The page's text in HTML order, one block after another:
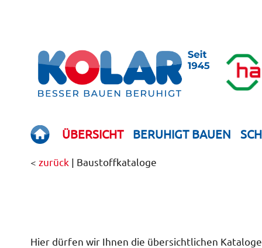
ÜBERSICHT BERUHIGT BAUEN
< zurück | Baustoff­kataloge
Hier dürfen wir Ihnen die übersichtlichen